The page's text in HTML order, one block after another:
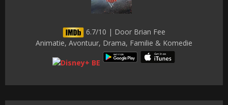
6.7/10 | Door Brian Fee
Animatie, Avontuur, Drama, Familie & Komedie